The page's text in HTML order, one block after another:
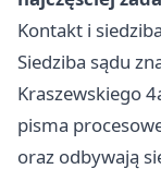
Kontakt i siedziba
Siedziba sądu
Kraszewskiego
pisma
oraz odbywają